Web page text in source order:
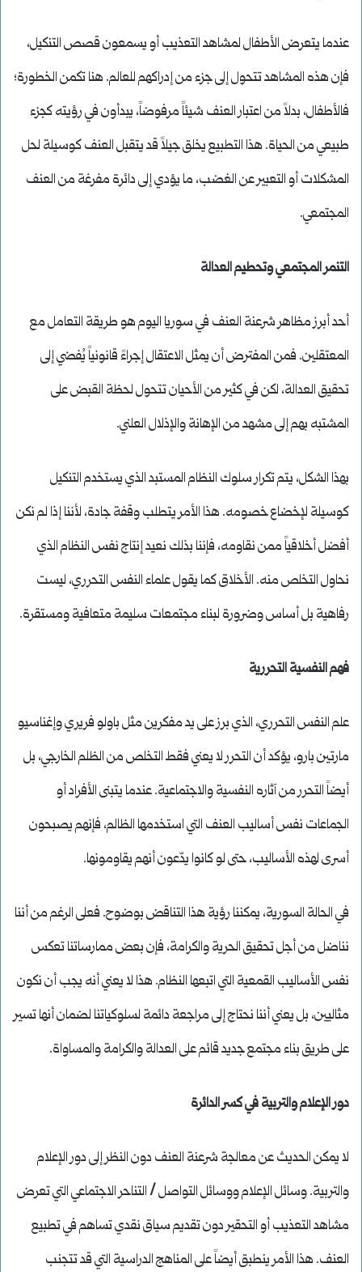
عندما يتعرض الأطفال لمشاهد التعذيب أو يسمعون قصص التنكيل،
فإن هذه المشاهد تتحول إلى جزء من إدراكهم للعالم. هنا تكمن الخطورة؛
فالأطفال، بدلاً من اعتبار العنف شيئاً مرفوضاً، يبدأون في رؤيته كجزء
طبيعي من الحياة. هذا التطبيع يخلق جيلاً قد يتقبل العنف كوسيلة لحل
المشكلات أو التعبير عن الغضب، ما يؤدي إلى دائرة مفرغة من العنف
المجتمعي.
التنمر المجتمعي وتحطيم العدالة
أحد أبرز مظاهر شرعنة العنف في سوريا اليوم هو طريقة التعامل مع
المعتقلين. فمن المفترض أن يمثل الاعتقال إجراءً قانونياً يُفضي إلى
تحقيق العدالة، لكن في كثير من الأحيان تتحول لحظة القبض على
المشتبه بهم إلى مشهد من الإهانة والإذلال العلني.
بهذا الشكل، يتم تكرار سلوك النظام المستبد الذي يستخدم التنكيل
كوسيلة لإخضاع خصومه. هذا الأمر يتطلب وقفة جادة، لأننا إذا لم نكن
أفضل أخلاقياً ممن نقاومه، فإننا بذلك نعيد إنتاج نفس النظام الذي
نحاول التخلص منه. الأخلاق كما يقول علماء النفس التحرري، ليست
رفاهية بل أساس وضرورة لبناء مجتمعات سليمة متعافية ومستقرة.
فهم النفسية التحررية
علم النفس التحرري، الذي برز على يد مفكرين مثل باولو فريري وإغناسيو
مارتين بارو، يؤكد أن التحرر لا يعني فقط التخلص من الظلم الخارجي، بل
أيضاً التحرر من آثاره النفسية والاجتماعية. عندما يتبنى الأفراد أو
الجماعات نفس أساليب العنف التي استخدمها الظالم، فإنهم يصبحون
أسرى لهذه الأساليب، حتى لو كانوا يدّعون أنهم يقاومونها.
في الحالة السورية، يمكننا رؤية هذا التناقض بوضوح. فعلى الرغم من أننا
نناضل من أجل تحقيق الحرية والكرامة، فإن بعض ممارساتنا تعكس
نفس الأساليب القمعية التي اتبعها النظام. هذا لا يعني أنه يجب أن نكون
مثاليين، بل يعني أننا نحتاج إلى مراجعة دائمة لسلوكياتنا لضمان أنها تسير
على طريق بناء مجتمع جديد قائم على العدالة والكرامة والمساواة.
دور الإعلام والتربية في كسر الدائرة
لا يمكن الحديث عن معالجة شرعنة العنف دون النظر إلى دور الإعلام
والتربية. وسائل الإعلام ووسائل التواصل / التناحر الاجتماعي التي تعرض
مشاهد التعذيب أو التحقير دون تقديم سياق نقدي تساهم في تطبيع
العنف. هذا الأمر ينطبق أيضاً على المناهج الدراسية التي قد تتجنب